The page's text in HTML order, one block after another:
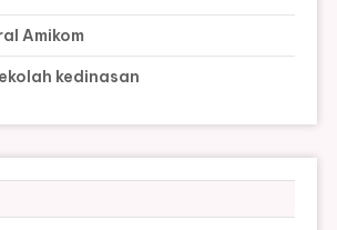
Amikom
kedinasan